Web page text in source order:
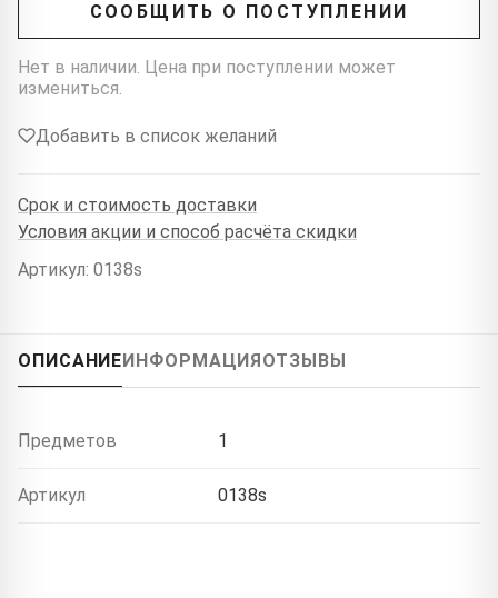
СООБЩИТЬ О ПОСТУПЛЕНИИ
Нет в наличии. Цена при поступлении может
измениться.
Добавить в список желаний
Срок и стоимость доставки
Условия акции и способ расчёта скидки
Артикул: 0138s
ОПИСАНИЕИНФОРМАЦИЯОТЗЫВЫ
Предметов 1
Артикул 0138s